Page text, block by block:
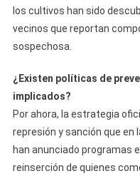
los cultivos han sido
vecinos que reportan
sospechosa.
¿Existen políticas de
implicados?
Por ahora, la estrategia
represión y sanción que en
han anunciado programas
reinserción de quienes